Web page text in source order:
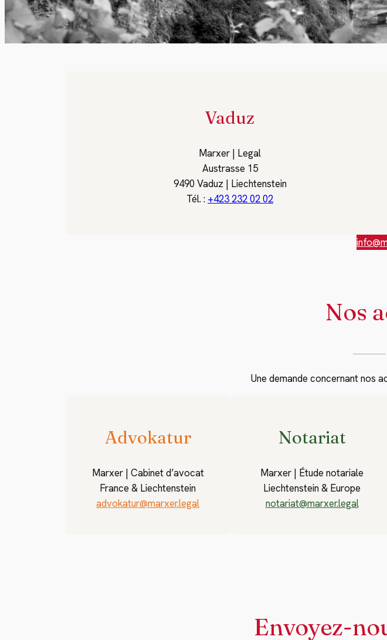
Vaduz
Marxer | Legal
Austrasse 15
9490 Vaduz | Liechtenstein
Tél. : +423 232 02 02
Nos
Une demande concernant nos
Advokatur
Marxer | Cabinet d’avocat
France & Liechtenstein
advokatur@marxer.legal
Notariat
Marxer | Étude notariale
Liechtenstein & Europe
notariat@marxer.legal
Envoyez-